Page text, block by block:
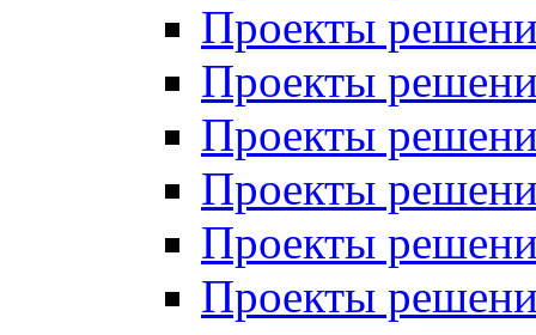
Проекты
Проекты
Проекты
Проекты
Проекты
Проекты